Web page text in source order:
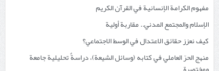
مفهوم الكرامة الإنسانية في القرآن الكريم
الإسلام والمجتمع المدني.. مقاربة أولية
كيف نعزز حقائق الاعتدال في الوسط الاجتماعي؟
منهج الحرّ العاملي في كتابه (وسائل الشيعة)، دراسةٌ تحليلية جامعة